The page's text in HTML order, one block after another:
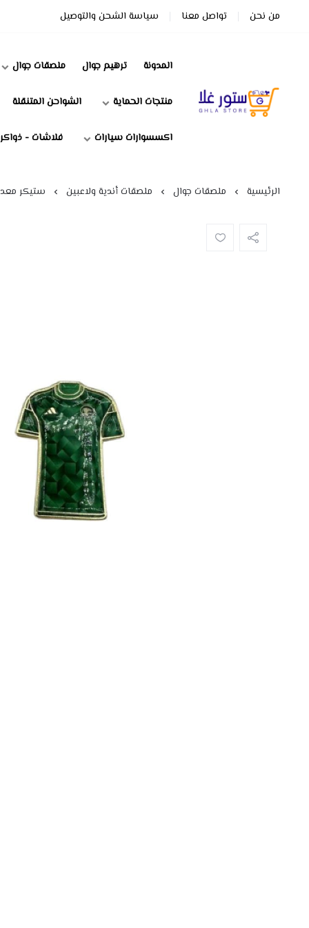
من نحن تواصل معنا سياسة الشحن والتوصيل
ستور غلا
المدونة ترهيم جوال ملصقات جوال
منتجات الحماية الشواحن المتنقلة
اكسسوارات سيارات فلاشات - ذواكر
الرئيسية ملصقات جوال ملصقات أندية ولاعبين ستيكر